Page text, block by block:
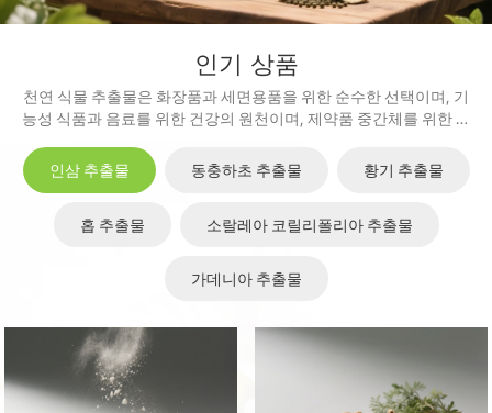
인기 상품
천연 식물 추출물은 화장품과 세면용품을 위한 순수한 선택이며, 기
능성 식품과 음료를 위한 건강의 원천이며, 제약품 중간체를 위한 신
인삼 추출물
동충하초 추출물 황기 추출물
홉 추출물 소랄레아 코릴리폴리아 추출물
가데니아 추출물